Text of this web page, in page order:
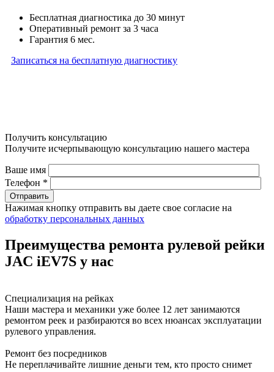
Бесплатная диагностика до 30 минут
Оперативный ремонт за 3 часа
Гарантия 6 мес.
Записаться на бесплатную диагностику
Получить консультацию
Получите исчерпывающую консультацию нашего мастера
Ваше имя
Телефон *
Нажимая кнопку отправить вы даете свое согласие на
обработку персональных данных
Преимущества ремонта рулевой рейки
JAC iEV7S у нас
Специализация на рейках
Наши мастера и механики уже более 12 лет занимаются
ремонтом реек и разбираются во всех нюансах эксплуатации
рулевого управления.
Ремонт без посредников
Не переплачивайте лишние деньги тем, кто просто снимет